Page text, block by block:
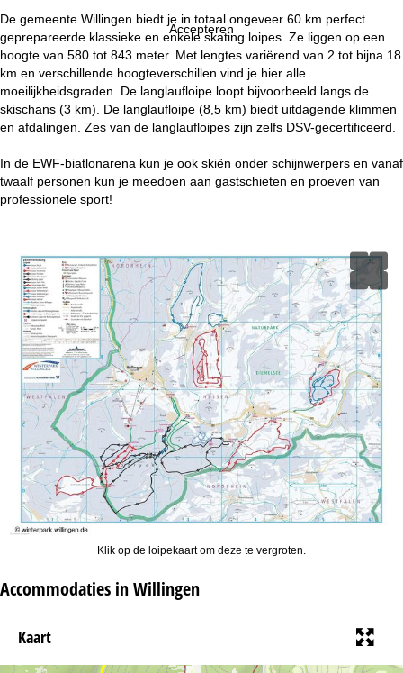
Accepteren
p
a
g
n
De gemeente Willingen biedt je in totaal ongeveer 60 km perfect
geprepareerde klassieke en enkele skating loipes. Ze liggen op een
hoogte van 580 tot 843 meter. Met lengtes variërend van 2 tot bijna 18
km en verschillende hoogteverschillen vind je hier alle
moeilijkheidsgraden. De langlaufloipe loopt bijvoorbeeld langs de
skischans (3 km). De langlaufloipe (8,5 km) biedt uitdagende klimmen
en afdalingen. Zes van de langlaufloipes zijn zelfs DSV-gecertificeerd.
In de EWF-biatlonarena kun je ook skiën onder schijnwerpers en vanaf
twaalf personen kun je meedoen aan gastschieten en proeven van
professionele sport!
Klik op de loipekaart om deze te vergroten.
Accommodaties in Willingen
Kaart